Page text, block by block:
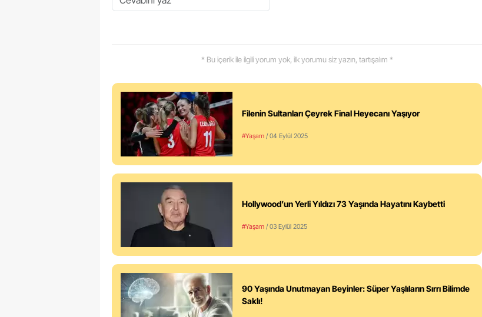
* Bu içerik ile ilgili yorum yok, ilk yorumu siz yazın, tartışalım *
Filenin Sultanları Çeyrek Final Heyecanı Yaşıyor
#Yaşam / 04 Eylül 2025
Hollywood’un Yerli Yıldızı 73 Yaşında Hayatını Kaybetti
#Yaşam / 03 Eylül 2025
90 Yaşında Unutmayan Beyinler: Süper Yaşlıların Sırrı Bilimde
Saklı!